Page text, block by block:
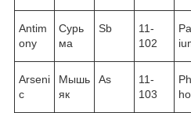
Antim
ony
Сурь
ма
Sb
11-
102
Arseni
c
Мышь
як
As
11-
103